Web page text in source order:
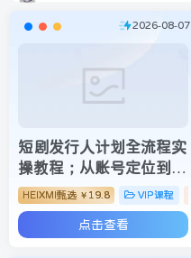
2026-08-07
短剧发行人计划全流程实
操教程；从账号定位到选
剧剪辑再到发布技巧，零
基础也能快速上手出单
HEIXMI甄选 ￥ 19.8 VIP课程
点击查看